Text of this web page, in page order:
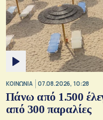
ΚΟΙΝΩΝΙΑ 07.08.2026, 10:28
Πάνω από 1.500
από 300 παραλίες